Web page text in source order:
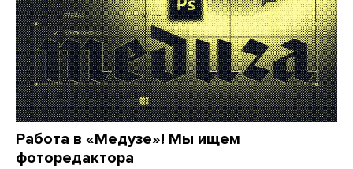
Работа в «Медузе»! Мы ищем
фоторедактора